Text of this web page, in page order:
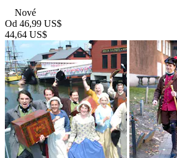
Nové
Od 46,99 US$
44,64 US$